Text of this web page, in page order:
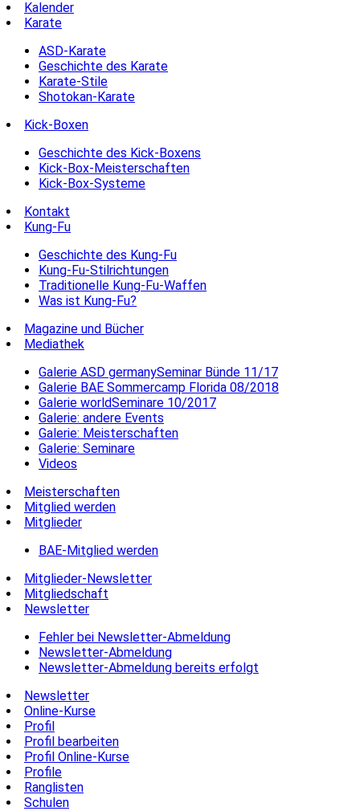
Kalender
Karate
ASD-Karate
Geschichte des Karate
Karate-Stile
Shotokan-Karate
Kick-Boxen
Geschichte des Kick-Boxens
Kick-Box-Meisterschaften
Kick-Box-Systeme
Kontakt
Kung-Fu
Geschichte des Kung-Fu
Kung-Fu-Stilrichtungen
Traditionelle Kung-Fu-Waffen
Was ist Kung-Fu?
Magazine und Bücher
Mediathek
Galerie ASD germanySeminar Bünde 11/17
Galerie BAE Sommercamp Florida 08/2018
Galerie worldSeminare 10/2017
Galerie: andere Events
Galerie: Meisterschaften
Galerie: Seminare
Videos
Meisterschaften
Mitglied werden
Mitglieder
BAE-Mitglied werden
Mitglieder-Newsletter
Mitgliedschaft
Newsletter
Fehler bei Newsletter-Abmeldung
Newsletter-Abmeldung
Newsletter-Abmeldung bereits erfolgt
Newsletter
Online-Kurse
Profil
Profil bearbeiten
Profil Online-Kurse
Profile
Ranglisten
Schulen